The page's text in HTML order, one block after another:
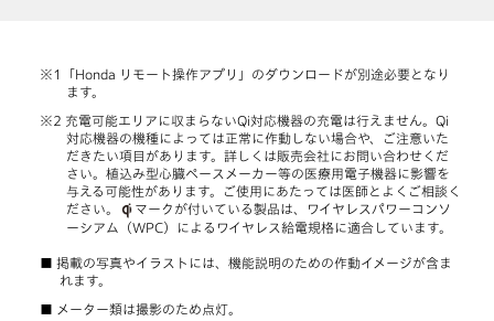
「Honda リモート操作アプリ」のダウンロードが別途必要となり
ます。
充電可能エリアに収まらないQi対応機器の充電は行えません。Qi
対応機器の機種によっては正常に作動しない場合や、ご注意いた
だきたい項目があります。詳しくは販売会社にお問い合わせくだ
さい。植込み型心臓ペースメーカー等の医療用電子機器に影響を
与える可能性があります。ご使用にあたっては医師とよくご相談く
ださい。
マークが付いている製品は、ワイヤレスパワーコンソ
ーシアム（WPC）によるワイヤレス給電規格に適合しています。
掲載の写真やイラストには、機能説明のための作動イメージが含ま
れます。
メーター類は撮影のため点灯。